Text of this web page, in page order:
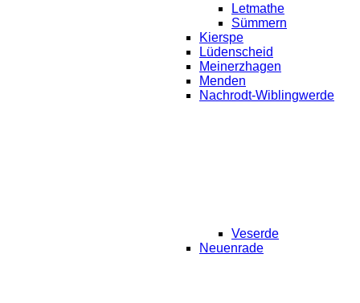
Letmathe
Sümmern
Kierspe
Lüdenscheid
Meinerzhagen
Menden
Nachrodt-Wiblingwerde
Veserde
Neuenrade